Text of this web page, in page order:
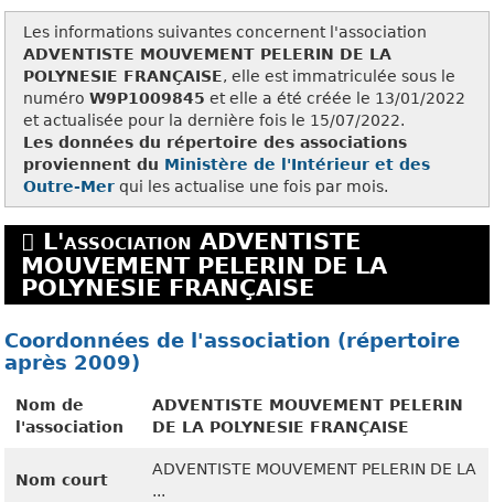
Les informations suivantes concernent l'association
ADVENTISTE MOUVEMENT PELERIN DE LA
POLYNESIE FRANÇAISE, elle est immatriculée sous le
numéroW9P1009845 et elle a été créée le 13/01/2022
et actualisée pour la dernière fois le 15/07/2022.
Les données du répertoire des associations
proviennent du Ministère de l'Intérieur et des
Outre-Mer qui les actualise une fois par mois.
L'association ADVENTISTE
MOUVEMENT PELERIN DE LA
POLYNESIE FRANÇAISE
Coordonnées de l'association (répertoire
après 2009)
Nom de
l'association
ADVENTISTE MOUVEMENT PELERIN
DE LA POLYNESIE FRANÇAISE
Nom court
ADVENTISTE MOUVEMENT PELERIN DE LA
...